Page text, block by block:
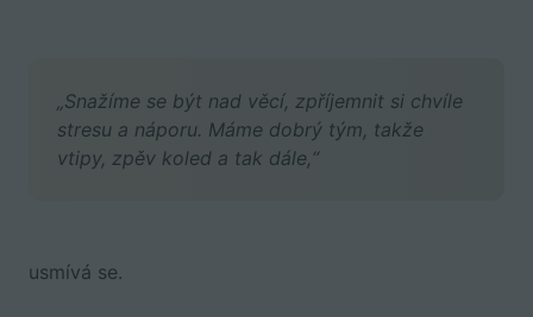
„Snažíme se být nad věcí, zpříjemnit si chvíle
stresu a náporu. Máme dobrý tým, takže
vtipy, zpěv koled a tak dále,“
usmívá se.